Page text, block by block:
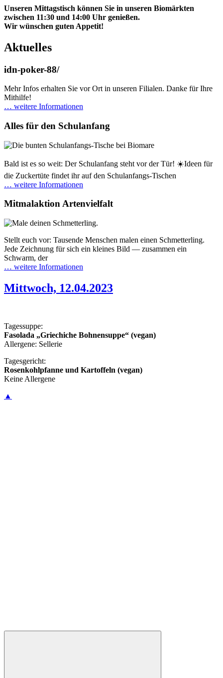
Unseren Mittagstisch können Sie in unseren Biomärkten
zwischen 11:30 und 14:00 Uhr genießen.
Wir wünschen guten Appetit!
Aktuelles
idn-poker-88/
Mehr Infos erhalten Sie vor Ort in unseren Filialen. Danke für Ihre
Mithilfe!
… weitere Informationen
Alles für den Schulanfang
Bald ist es so weit: Der Schulanfang steht vor der Tür! ☀️Ideen für
die Zuckertüte findet ihr auf den Schulanfangs-Tischen
… weitere Informationen
Mitmalaktion Artenvielfalt
Stellt euch vor: Tausende Menschen malen einen Schmetterling.
Jede Zeichnung für sich ein kleines Bild — zusammen ein
Schwarm, der
… weitere Informationen
Mittwoch, 12.04.2023
Tagessuppe:
Fasolada „Griechiche Bohnensuppe“ (vegan)
Allergene: Sellerie
Tagesgericht:
Rosenkohlpfanne und Kartoffeln (vegan)
Keine Allergene
▲